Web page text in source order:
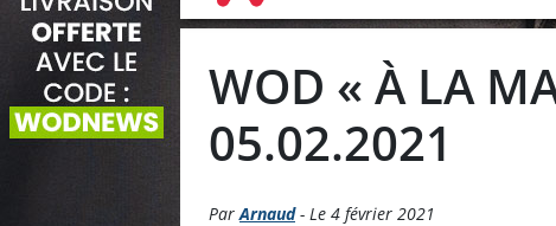
WOD « À LA
05.02.2021
ParArnaud- Le 4 février 2021